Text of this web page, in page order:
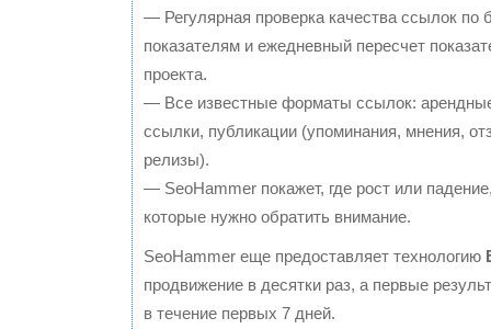
— Регулярная проверка качества ссылок по
показателям и ежедневный пересчет
проекта.
— Все известные форматы ссылок:
ссылки, публикации (упоминания, мнения,
релизы).
— SeoHammer покажет, где рост или
которые нужно обратить внимание.
SeoHammer еще предоставляет технологию
продвижение в десятки раз, а первые
в течение первых 7 дней.